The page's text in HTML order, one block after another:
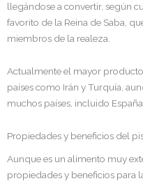
llegándose a convertir, según
favorito de la Reina de Saba,
miembros de la realeza.
Actualmente el mayor
países como Irán y Turquía,
muchos países, incluido
Propiedades y beneficios del
Aunque es un alimento muy
propiedades y beneficios para